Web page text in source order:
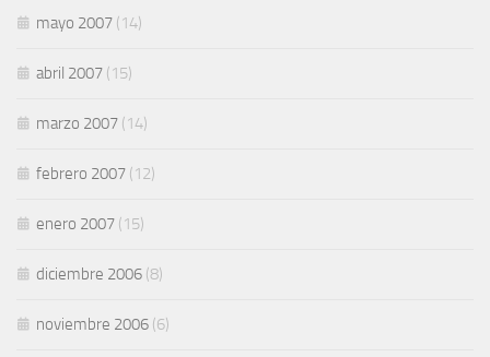
mayo 2007 (14)
abril 2007 (15)
marzo 2007 (14)
febrero 2007 (12)
enero 2007 (15)
diciembre 2006 (8)
noviembre 2006 (6)